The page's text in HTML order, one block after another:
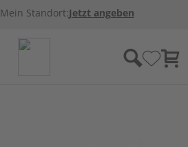
Mein Standort:Jetzt angeben